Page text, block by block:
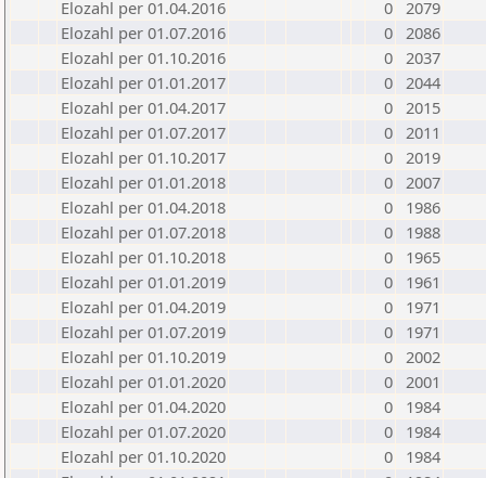
Elozahl per 01.04.2016
0 2079
Elozahl per 01.07.2016
0 2086
Elozahl per 01.10.2016
0 2037
Elozahl per 01.01.2017
0 2044
Elozahl per 01.04.2017
0 2015
Elozahl per 01.07.2017
0 2011
Elozahl per 01.10.2017
0 2019
Elozahl per 01.01.2018
0 2007
Elozahl per 01.04.2018
0
1986
Elozahl per 01.07.2018
0
1988
Elozahl per 01.10.2018
0
1965
Elozahl per 01.01.2019
0
1961
Elozahl per 01.04.2019
0
1971
Elozahl per 01.07.2019
0
1971
Elozahl per 01.10.2019
0 2002
Elozahl per 01.01.2020
0 2001
Elozahl per 01.04.2020
0
1984
Elozahl per 01.07.2020
0
1984
Elozahl per 01.10.2020
0
1984